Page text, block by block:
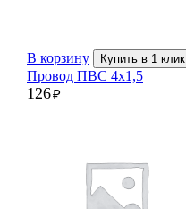
В корзину Купить в 1 клик
Провод ПВС 4х1,5
126₽